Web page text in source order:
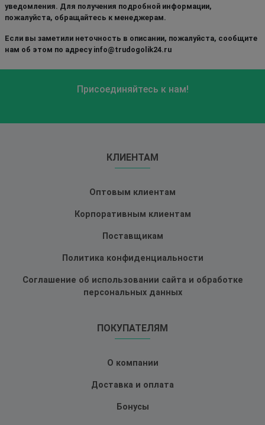
уведомления. Для получения подробной информации,
пожалуйста, обращайтесь к менеджерам.
Если вы заметили неточность в описании, пожалуйста, сообщите
нам об этом по адресу info@trudogolik24.ru
Присоединяйтесь к нам!
КЛИЕНТАМ
Оптовым клиентам
Корпоративным клиентам
Поставщикам
Политика конфиденциальности
Соглашение об использовании сайта и обработке
персональных данных
ПОКУПАТЕЛЯМ
О компании
Доставка и оплата
Бонусы